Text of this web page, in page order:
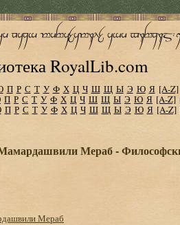
RoyalLib.com
П Р С Т У Ф Х Ц Ч Ш Щ Ы Э Ю Я [A-Z]
П Р С Т У Ф Х Ц Ч Ш Щ Ы Э Ю Я [A-Z]
П Р С Т У Ф Х Ц Ч Ш Щ Ы Э Ю Я [A-Z]
Мераб -
Мераб